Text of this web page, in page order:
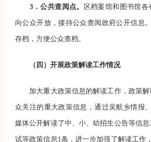
3．公共查阅点。 区档案馆和图书馆
向公众开放，接待公众查阅政府公开信息
存档，方便公众查档。
（四）开展政策解读工作情况
加大重大政策信息的解读工作，政策解
众关注的重大政策信息，通过吴航乡情报
媒体公开解读了中、小、幼招生公告等信
试等政策信息1条，进一步加强了解读工作